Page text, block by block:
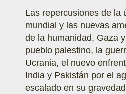
Las repercusiones de la
mundial y las nuevas
de la humanidad, Gaza
pueblo palestino, la
Ucrania, el nuevo
India y Pakistán por el
escalado en su